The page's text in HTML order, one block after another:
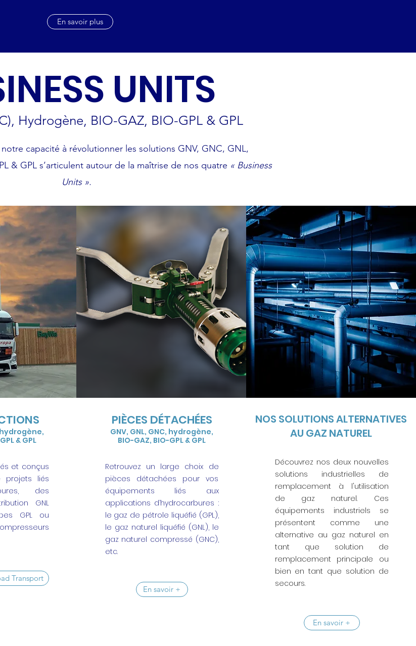
En savoir plus
UNITS
Hydrogène, BIO-GAZ, BIO-GPL & GPL
capacité à révolutionner les solutions GNV, GNC, GNL,
& GPL s’articulent autour de la maîtrise de nos quatre « Business
Units ».
hydrogène,
& GPL
et conçus
projets liés
des
GNL
GPL ou
Transport
PIÈCES DÉTACHÉES
GNV, GNL, GNC, hydrogène,
BIO-GAZ, BIO-GPL & GPL
Retrouvez un large choix de
pièces détachées pour vos
équipements liés aux
applications d’hydrocarbures :
le gaz de pétrole liquéfié (GPL),
le gaz naturel liquéfié (GNL), le
gaz naturel compressé (GNC),
etc.
En savoir +
NOS SOLUTIONS ALTERNATIVES
AU GAZ NATUREL
Découvrez nos deux nouvelles
solutions industrielles de
remplacement à l'utilisation
de gaz naturel. Ces
équipements industriels se
présentent comme une
alternative au gaz naturel en
tant que solution de
remplacement principale ou
bien en tant que solution de
secours.
En savoir +